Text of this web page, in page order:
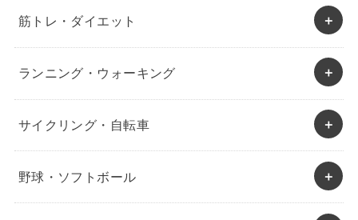
筋トレ・ダイエット
ランニング・ウォーキング
サイクリング・自転車
野球・ソフトボール